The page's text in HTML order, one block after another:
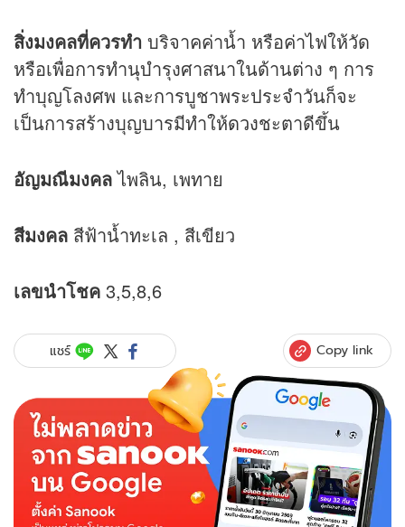
สิ่งมงคลที่ควรทำ บริจาคค่าน้ำ หรือค่าไฟให้วัด
หรือเพื่อการทำนุบำรุงศาสนาในด้านต่าง ๆ การ
ทำบุญโลงศพ และการบูชาพระประจำวันก็จะ
เป็นการสร้างบุญบารมีทำให้ดวงชะตาดีขึ้น
อัญมณีมงคลไพลิน, เพทาย
สีมงคล สีฟ้าน้ำทะเล , สีเขียว
เลขนำโชค 3,5,8,6
แชร์ Copy link